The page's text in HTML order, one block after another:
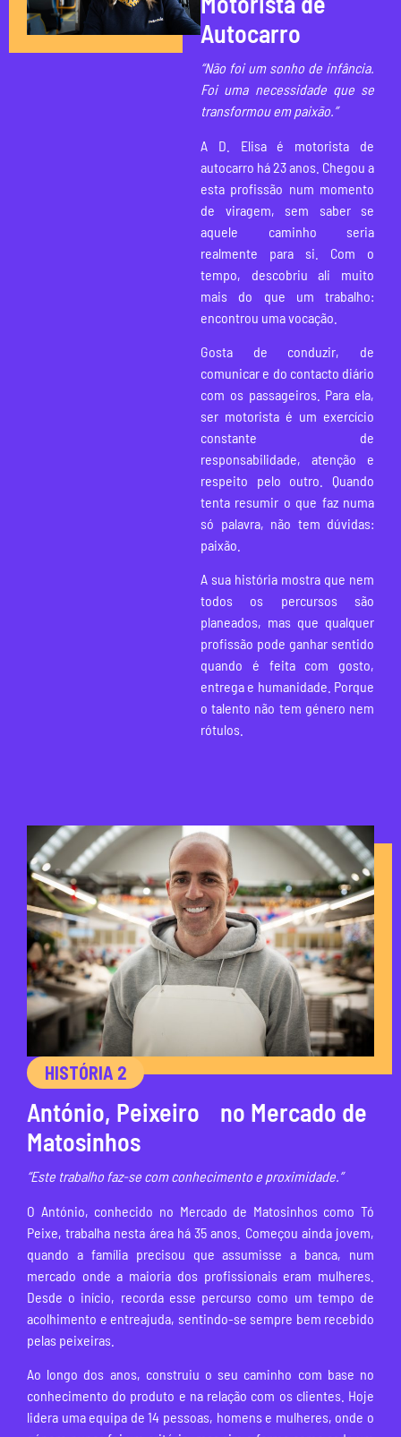
Autocarro
“Não foi um sonho de infância.
Foi uma necessidade que se
transformou em paixão.”
A D. Elisa é motorista de
autocarro há 23 anos. Chegou a
esta profissão num momento
de viragem, sem saber se
aquele caminho seria
realmente para si. Com o
tempo, descobriu ali muito
mais do que um trabalho:
encontrou uma vocação.
Gosta de conduzir, de
comunicar e do contacto diário
com os passageiros. Para ela,
ser motorista é um exercício
constante de
responsabilidade, atenção e
respeito pelo outro. Quando
tenta resumir o que faz numa
só palavra, não tem dúvidas:
paixão.
A sua história mostra que nem
todos os percursos são
planeados, mas que qualquer
profissão pode ganhar sentido
quando é feita com gosto,
entrega e humanidade. Porque
o talento não tem género nem
rótulos.
HISTÓRIA 2
António, Peixeiro no Mercado de
Matosinhos
“Este trabalho faz-se com conhecimento e proximidade.”
O António, conhecido no Mercado de Matosinhos como Tó
Peixe, trabalha nesta área há 35 anos. Começou ainda jovem,
quando a família precisou que assumisse a banca, num
mercado onde a maioria dos profissionais eram mulheres.
Desde o início, recorda esse percurso como um tempo de
acolhimento e entreajuda, sentindo-se sempre bem recebido
pelas peixeiras.
Ao longo dos anos, construiu o seu caminho com base no
conhecimento do produto e na relação com os clientes. Hoje
lidera uma equipa de 14 pessoas, homens e mulheres, onde o